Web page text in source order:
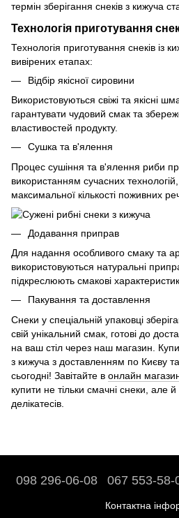
термін зберігання снеків з кижуча
Технологія приготування
Технологія приготування снеків із
вивірених етапах:
Відбір якісної сировини
Використовуються свіжі та якісні
гарантувати чудовий смак та
властивостей продукту.
Сушка та в'ялення
Процес сушіння та в'ялення риби
використанням сучасних
максимальної кількості поживних
Додавання приправ
Для надання особливого смаку та
використовуються натуральні
підкреслюють смакові
Пакування та доставлення
Снеки у спеціальній упаковці
свій унікальний смак, готові до
на ваш стіл через наш магазин.
з кижуча з доставленням по Києву
сьогодні! Завітайте в онлайн
купити не тільки смачні снеки, але
делікатесів.
098 296-06-08 067 553-58-
Контактна